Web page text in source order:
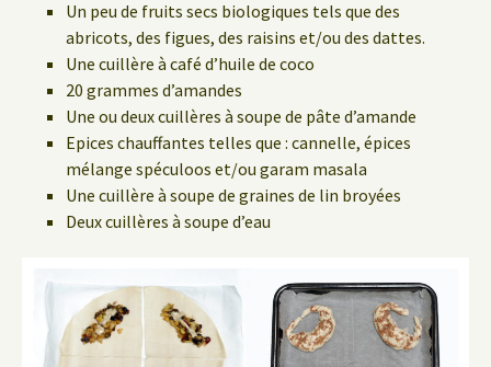
Un peu de fruits secs biologiques tels que des
abricots, des figues, des raisins et/ou des dattes.
Une cuillère à café d’huile de coco
20 grammes d’amandes
Une ou deux cuillères à soupe de pâte d’amande
Epices chauffantes telles que : cannelle, épices
mélange spéculoos et/ou garam masala
Une cuillère à soupe de graines de lin broyées
Deux cuillères à soupe d’eau